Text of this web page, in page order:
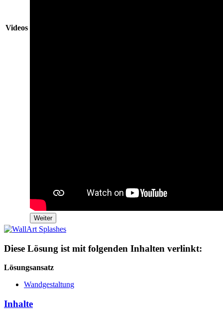
Videos
Weiter
Diese Lösung ist mit folgenden Inhalten verlinkt:
Lösungsansatz
Wandgestaltung
Inhalte